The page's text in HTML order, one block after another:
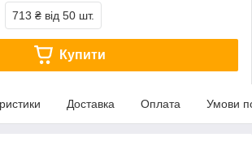
713 ₴ від 50 шт.
Купити
Доставка Оплата Умови